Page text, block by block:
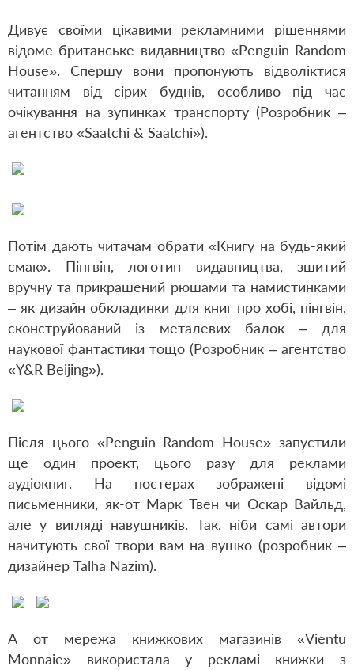
Дивує своїми цікавими рекламними рішеннями
відоме британське видавництво «Penguin Random
House». Спершу вони пропонують відволіктися
читанням від сірих буднів, особливо під час
очікування на зупинках транспорту (Розробник –
агентство «Saatchi & Saatchi»).
Потім дають читачам обрати «Книгу на будь-який
смак». Пінгвін, логотип видавництва, зшитий
вручну та прикрашений рюшами та намистинками
– як дизайн обкладинки для книг про хобі, пінгвін,
сконструйований із металевих балок – для
наукової фантастики тощо (Розробник – агентство
«Y&R Beijing»).
Після цього «Penguin Random House» запустили
ще один проект, цього разу для реклами
аудіокниг. На постерах зображені відомі
письменники, як-от Марк Твен чи Оскар Вайльд,
але у вигляді навушників. Так, ніби самі автори
начитують свої твори вам на вушко (розробник –
дизайнер Talha Nazim).
А от мережа книжкових магазинів «Vientu
Monnaie» використала у рекламі книжки з